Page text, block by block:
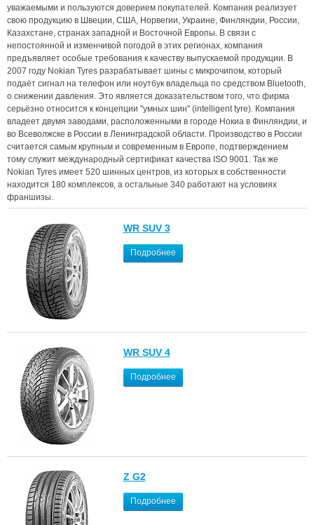
уважаемыми и пользуются доверием покупателей. Компания реализует
свою продукцию в Швеции, США, Норвегии, Украине, Финляндии, России,
Казахстане, странах западной и Восточной Европы. В связи с
непостоянной и изменчивой погодой в этих регионах, компания
предъявляет особые требования к качеству выпускаемой продукции. В
2007 году Nokian Tyres разрабатывает шины с микрочипом, который
подаёт сигнал на телефон или ноутбук владельца по средством Bluetooth,
о снижении давления. Это является доказательством того, что фирма
серьёзно относится к концепции "умных шин" (intelligent tyre). Компания
владеет двумя заводами, расположенными в городе Нокиа в Финляндии, и
во Всеволжске в России в Ленинградской области. Производство в России
считается самым крупным и современным в Европе, подтверждением
тому служит международный сертификат качества ISO 9001. Так же
Nokian Tyres имеет 520 шинных центров, из которых в собственности
находится 180 комплексов, а остальные 340 работают на условиях
франшизы.
WR SUV 3
Подробнее
WR SUV 4
Подробнее
Z G2
Подробнее